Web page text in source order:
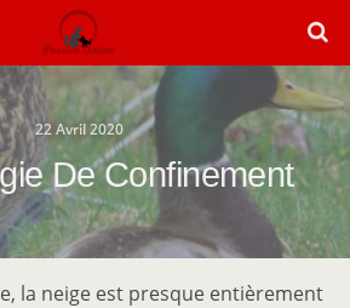
22 Avril 2020
De Confinement
la neige est presque entièrement